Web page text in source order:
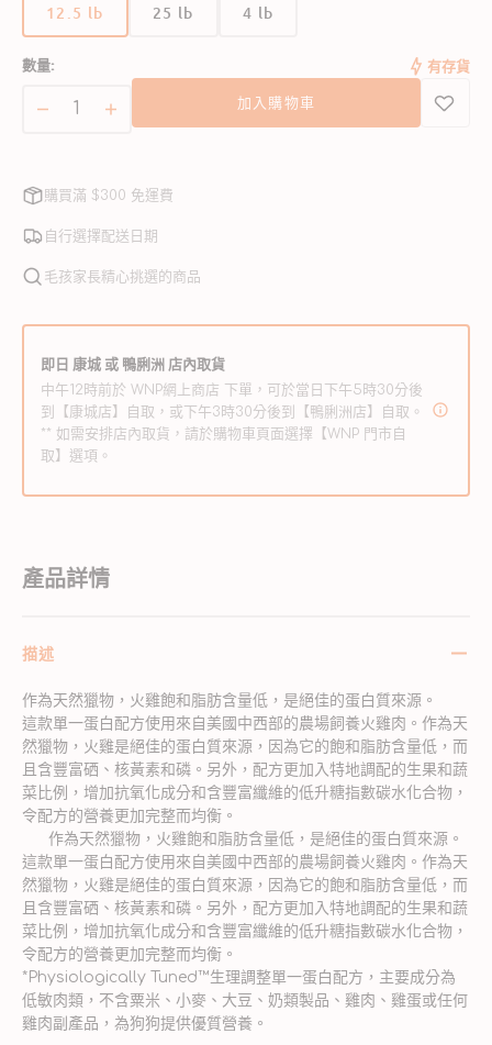
產品詳情
描述
作為天然獵物，火雞飽和脂肪含量低，是絕佳的蛋白質來源。
這款單一蛋白配方使用來自美國中西部的農場飼養火雞肉。作為天
然獵物，火雞是絕佳的蛋白質來源，因為它的飽和脂肪含量低，而
且含豐富硒、核黃素和磷。另外，配方更加入特地調配的生果和蔬
菜比例，增加抗氧化成分和含豐富纖維的低升糖指數碳水化合物，
令配方的營養更加完整而均衡。
作為天然獵物，火雞飽和脂肪含量低，是絕佳的蛋白質來源。
這款單一蛋白配方使用來自美國中西部的農場飼養火雞肉。作為天
然獵物，火雞是絕佳的蛋白質來源，因為它的飽和脂肪含量低，而
且含豐富硒、核黃素和磷。另外，配方更加入特地調配的生果和蔬
菜比例，增加抗氧化成分和含豐富纖維的低升糖指數碳水化合物，
令配方的營養更加完整而均衡。
*Physiologically Tuned™生理調整單一蛋白配方，主要成分為
低敏肉類，不含粟米、小麥、大豆、奶類製品、雞肉、雞蛋或任何
雞肉副產品，為狗狗提供優質營養。
12.5 lb
版
完
法
使
用
25 lb
版
使
4 lb
版
完
數量:
白
火
雞
方
狗
乾
糧
數
量
減
火
雞
方
狗
乾
糧
數
增
有存貨
加入購物車
購買滿 $300 免運費
自行選擇配送日期
毛孩家長精心挑選的商品
即日 康城 或 鴨脷洲 店內取貨
中午12時前於 WNP網上商店 下單，可於當日下午5時30分後
到【康城店】自取，或下午3時30分後到【鴨脷洲店】自取。
** 如需安排店內取貨，請於購物車頁面選擇【WNP 門市自
取】選項。